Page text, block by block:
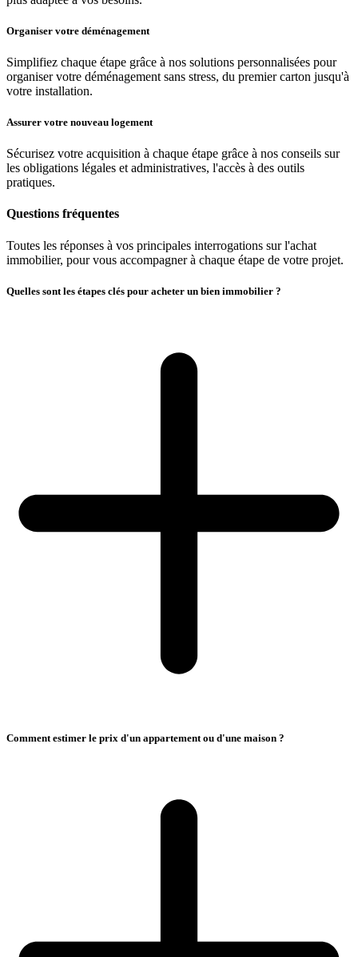
Organiser votre déménagement
Simplifiez chaque étape grâce à nos solutions personnalisées pour
organiser votre déménagement sans stress, du premier carton jusqu'à
votre installation.
Assurer votre nouveau logement
Sécurisez votre acquisition à chaque étape grâce à nos conseils sur
les obligations légales et administratives, l'accès à des outils
pratiques.
Questions fréquentes
Toutes les réponses à vos principales interrogations sur l'achat
immobilier, pour vous accompagner à chaque étape de votre projet.
Quelles sont les étapes clés pour acheter un bien immobilier ?
Comment estimer le prix d'un appartement ou d'une maison ?